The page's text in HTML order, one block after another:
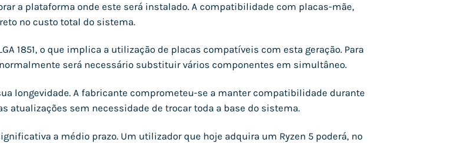
a plataforma onde este será instalado. A compatibilidade com placas-mãe,
no custo total do sistema.
1851, o que implica a utilização de placas compatíveis com esta geração. Para
será necessário substituir vários componentes em simultâneo.
longevidade. A fabricante comprometeu-se a manter compatibilidade durante
atualizações sem necessidade de trocar toda a base do sistema.
a médio prazo. Um utilizador que hoje adquira um Ryzen 5 poderá, no